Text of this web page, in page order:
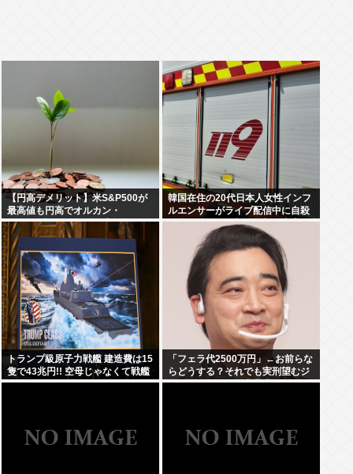
【円高デメリット】米S&P500が
最高値も円高でオルカン・
S&P500投信の含み益減
韓国在住の20代日本人女性インフ
ルエンサーがライブ配信中に自殺
聯合ニュース、朝鮮日報、中央日
報が報道
トランプ級原子力戦艦 建造費は15
隻で43兆円!! 空母じゃなくて戦艦
なんか?
「フェラ代2500万円」←お前らな
らどうする？それでも実刑望むジ
ャングルポケット斎藤求刑7年